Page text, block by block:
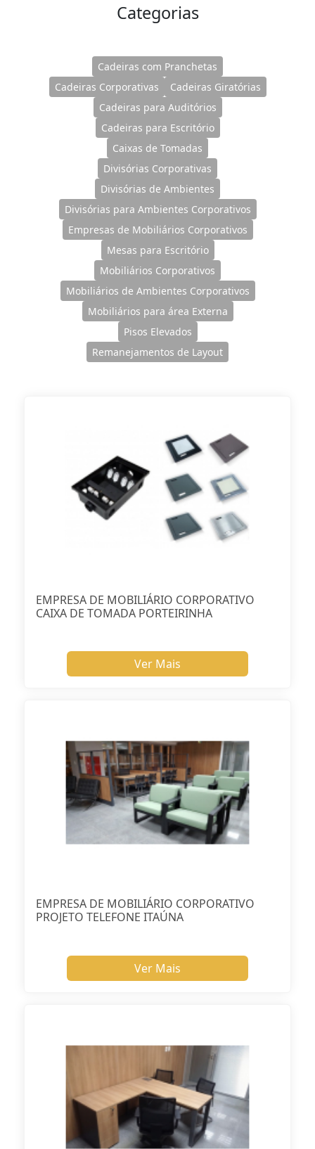
Categorias
Cadeiras com Pranchetas
Cadeiras Corporativas
Cadeiras Giratórias
Cadeiras para Auditórios
Cadeiras para Escritório
Caixas de Tomadas
Divisórias Corporativas
Divisórias de Ambientes
Divisórias para Ambientes Corporativos
Empresas de Mobiliários Corporativos
Mesas para Escritório
Mobiliários Corporativos
Mobiliários de Ambientes Corporativos
Mobiliários para área Externa
Pisos Elevados
Remanejamentos de Layout
EMPRESA DE MOBILIÁRIO CORPORATIVO
CAIXA DE TOMADA PORTEIRINHA
Ver Mais
EMPRESA DE MOBILIÁRIO CORPORATIVO
PROJETO TELEFONE ITAÚNA
Ver Mais